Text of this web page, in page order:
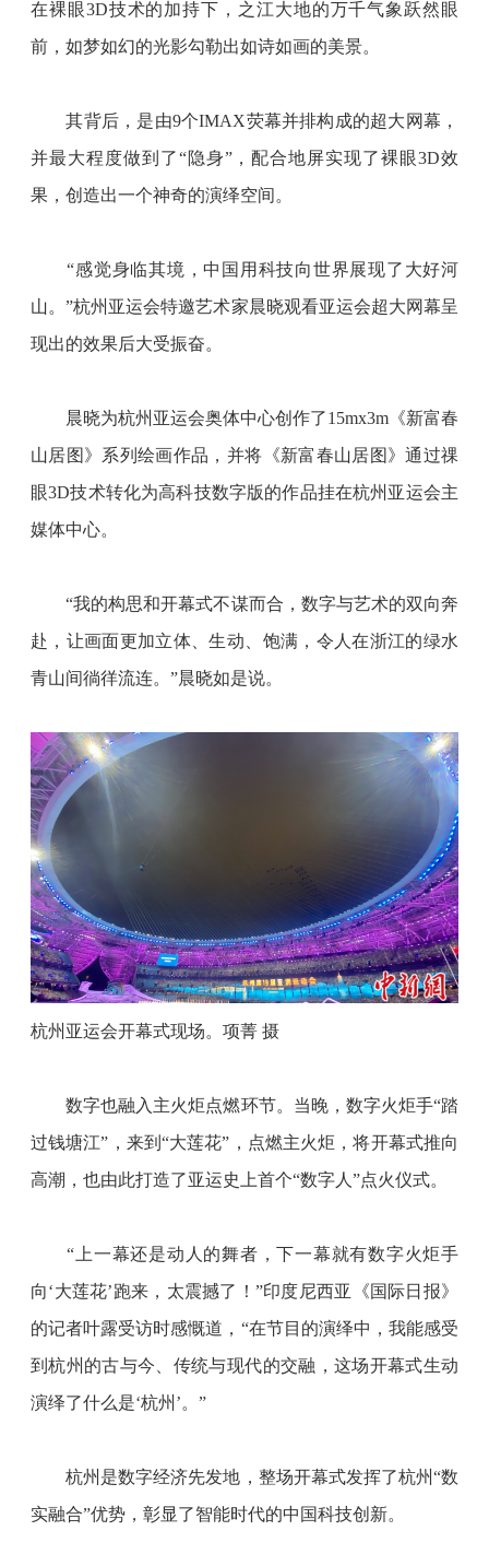
在裸眼3D技术的加持下，之江大地的万千气象跃然眼
前，如梦如幻的光影勾勒出如诗如画的美景。
其背后，是由9个IMAX荧幕并排构成的超大网幕，
并最大程度做到了“隐身”，配合地屏实现了裸眼3D效
果，创造出一个神奇的演绎空间。
“感觉身临其境，中国用科技向世界展现了大好河
山。”杭州亚运会特邀艺术家晨晓观看亚运会超大网幕呈
现出的效果后大受振奋。
晨晓为杭州亚运会奥体中心创作了15mx3m《新富春
山居图》系列绘画作品，并将《新富春山居图》通过祼
眼3D技术转化为高科技数字版的作品挂在杭州亚运会主
媒体中心。
“我的构思和开幕式不谋而合，数字与艺术的双向奔
赴，让画面更加立体、生动、饱满，令人在浙江的绿水
青山间徜徉流连。”晨晓如是说。
杭州亚运会开幕式现场。项菁 摄
数字也融入主火炬点燃环节。当晚，数字火炬手“踏
过钱塘江”，来到“大莲花”，点燃主火炬，将开幕式推向
高潮，也由此打造了亚运史上首个“数字人”点火仪式。
“上一幕还是动人的舞者，下一幕就有数字火炬手
向‘大莲花’跑来，太震撼了！”印度尼西亚《国际日报》
的记者叶露受访时感慨道，“在节目的演绎中，我能感受
到杭州的古与今、传统与现代的交融，这场开幕式生动
演绎了什么是‘杭州’。”
杭州是数字经济先发地，整场开幕式发挥了杭州“数
实融合”优势，彰显了智能时代的中国科技创新。